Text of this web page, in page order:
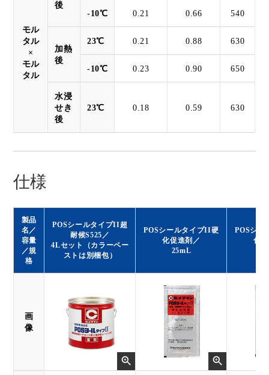
モル
タル
×
モル
タル
後
-10℃ 0.21 0.66 540
加熱
後
23℃ 0.21 0.88 630
-10℃ 0.23 0.90 650
水浸
せき
後
23℃ 0.18 0.59 630
仕様
製品
名／
容量
／規
格
POSシールタイプII超
耐候S525／
4Lセット（カラーペー
ストは別梱包）
POSシールタイプII硬
化促進剤／
25mL
POSシー
化
画
像